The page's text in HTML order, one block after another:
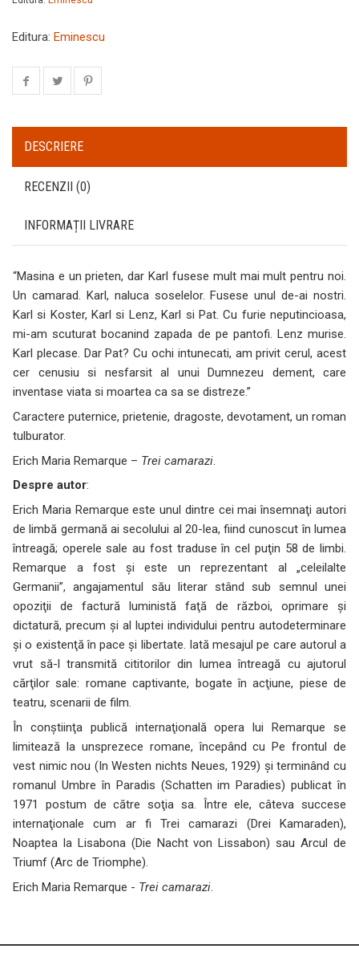
Editura: Eminescu
DESCRIERE
RECENZII (0)
INFORMAȚII LIVRARE
“Masina e un prieten, dar Karl fusese mult mai mult pentru noi.
Un camarad. Karl, naluca soselelor. Fusese unul de-ai nostri.
Karl si Koster, Karl si Lenz, Karl si Pat. Cu furie neputincioasa,
mi-am scuturat bocanind zapada de pe pantofi. Lenz murise.
Karl plecase. Dar Pat? Cu ochi intunecati, am privit cerul, acest
cer cenusiu si nesfarsit al unui Dumnezeu dement, care
inventase viata si moartea ca sa se distreze.”
Caractere puternice, prietenie, dragoste, devotament, un roman
tulburator.
Erich Maria Remarque – Trei camarazi.
Despre autor:
Erich Maria Remarque este unul dintre cei mai însemnaţi autori
de limbă germană ai secolului al 20-lea, fiind cunoscut în lumea
întreagă; operele sale au fost traduse în cel puţin 58 de limbi.
Remarque a fost şi este un reprezentant al „celeilalte
Germanii”, angajamentul său literar stând sub semnul unei
opoziţii de factură luministă faţă de război, oprimare şi
dictatură, precum şi al luptei individului pentru autodeterminare
şi o existenţă în pace şi libertate. Iată mesajul pe care autorul a
vrut să-l transmită cititorilor din lumea întreagă cu ajutorul
cărţilor sale: romane captivante, bogate în acţiune, piese de
teatru, scenarii de film.
În conştiinţa publică internaţională opera lui Remarque se
limitează la unsprezece romane, începând cuPe frontul de
vest nimic nou (In Westen nichts Neues, 1929) şi terminând cu
romanul Umbre în Paradis (Schatten im Paradies) publicat în
1971 postum de către soţia sa. Între ele, câteva succese
internaţionale cum ar fiTrei camarazi (Drei Kamaraden),
Noaptea la Lisabona(Die Nacht von Lissabon) sauArcul de
Triumf (Arc de Triomphe).
Erich Maria Remarque - Trei camarazi.